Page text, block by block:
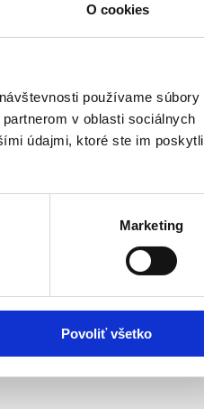
O cookies
používame súbory
v oblasti sociálnych
údajmi, ktoré ste im poskytli
Marketing
Povoliť všetko